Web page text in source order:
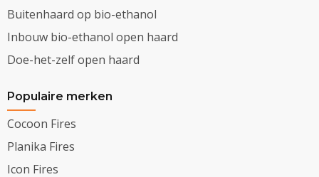
Buitenhaard op bio-ethanol
Inbouw bio-ethanol open haard
Doe-het-zelf open haard
Populaire merken
Cocoon Fires
Planika Fires
Icon Fires